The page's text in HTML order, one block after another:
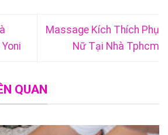
Massage Kích Thích Phụ
Nữ Tại Nhà Tphcm
QUAN